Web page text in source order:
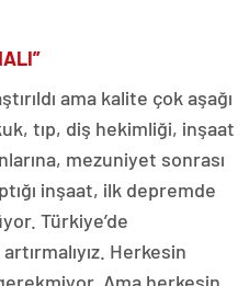
ama kalite çok aşağı
tıp, diş hekimliği, inşaat
mezuniyet sonrası
inşaat, ilk depremde
Türkiye’de
Herkesin